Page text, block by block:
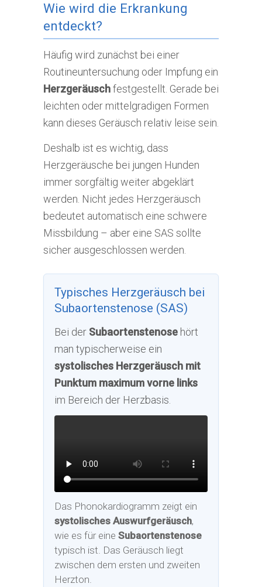
Wie wird die Erkrankung
entdeckt?
Häufig wird zunächst bei einer
Routineuntersuchung oder Impfung ein
Herzgeräuschfestgestellt. Gerade bei
leichten oder mittelgradigen Formen
kann dieses Geräusch relativ leise sein.
Deshalb ist es wichtig, dass
Herzgeräusche bei jungen Hunden
immer sorgfältig weiter abgeklärt
werden. Nicht jedes Herzgeräusch
bedeutet automatisch eine schwere
Missbildung – aber eine SAS sollte
sicher ausgeschlossen werden.
Typisches Herzgeräusch bei
Subaortenstenose (SAS)
Bei der Subaortenstenose hört
man typischerweise ein
systolisches Herzgeräusch mit
Punktum maximum vorne links
im Bereich der Herzbasis.
Das Phonokardiogramm zeigt ein
systolisches Auswurfgeräusch,
wie es für eine Subaortenstenose
typisch ist. Das Geräusch liegt
zwischen dem ersten und zweiten
Herzton.